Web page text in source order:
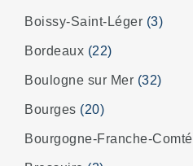
Boissy-Saint-Léger (3)
Bordeaux (22)
Boulogne sur Mer (32)
Bourges (20)
Bourgogne-Franche-Comté